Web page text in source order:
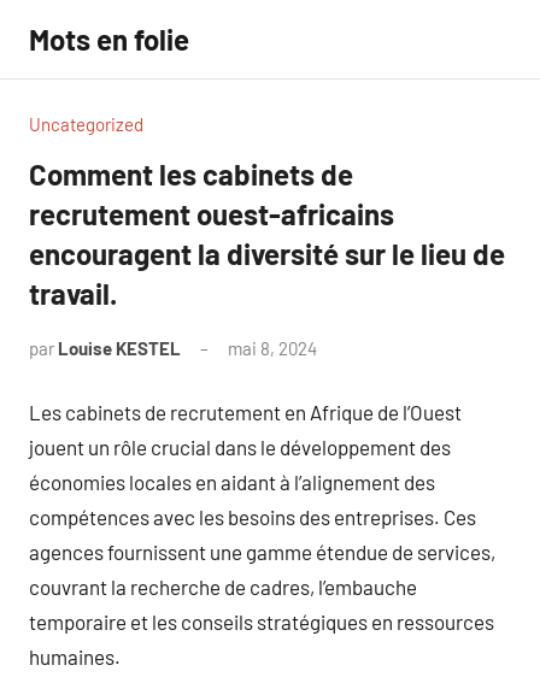
contenu
Mots en folie
Uncategorized
Comment les cabinets de
recrutement ouest-africains
encouragent la diversité sur le lieu de
travail.
par Louise KESTEL mai 8, 2024
Les cabinets de recrutement en Afrique de l’Ouest
jouent un rôle crucial dans le développement des
économies locales en aidant à l’alignement des
compétences avec les besoins des entreprises. Ces
agences fournissent une gamme étendue de services,
couvrant la recherche de cadres, l’embauche
temporaire et les conseils stratégiques en ressources
humaines.